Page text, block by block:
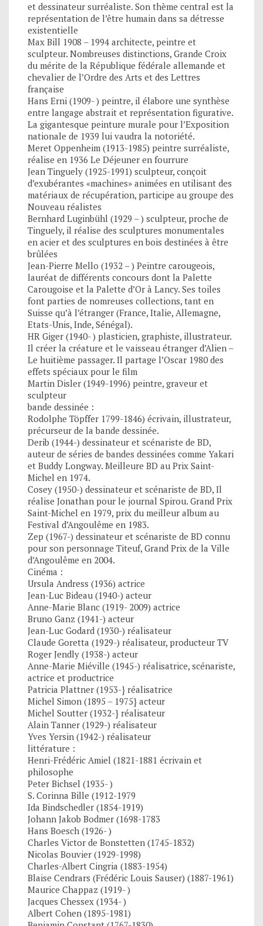
et dessinateur surréaliste. Son thème central est la
représentation de l’être humain dans sa détresse
existentielle
Max Bill 1908 – 1994 architecte, peintre et
sculpteur. Nombreuses distinctions, Grande Croix
du mérite de la République fédérale allemande et
chevalier de l’Ordre des Arts et des Lettres
française
Hans Erni (1909- ) peintre, il élabore une synthèse
entre langage abstrait et représentation figurative.
La gigantesque peinture murale pour l’Exposition
nationale de 1939 lui vaudra la notoriété.
Meret Oppenheim (1913-1985) peintre surréaliste,
réalise en 1936 Le Déjeuner en fourrure
Jean Tinguely (1925-1991) sculpteur, conçoit
d’exubérantes «machines» animées en utilisant des
matériaux de récupération, participe au groupe des
Nouveau réalistes
Bernhard Luginbühl (1929 – ) sculpteur, proche de
Tinguely, il réalise des sculptures monumentales
en acier et des sculptures en bois destinées à être
brûlées
Jean-Pierre Mello (1932 – ) Peintre carougeois,
lauréat de différents concours dont la Palette
Carougoise et la Palette d’Or à Lancy. Ses toiles
font parties de nomreuses collections, tant en
Suisse qu’à l’étranger (France, Italie, Allemagne,
Etats-Unis, Inde, Sénégal).
HR Giger (1940- ) plasticien, graphiste, illustrateur.
Il créer la créature et le vaisseau étranger d’Alien –
Le huitième passager. Il partage l’Oscar 1980 des
effets spéciaux pour le film
Martin Disler (1949-1996) peintre, graveur et
sculpteur
bande dessinée :
Rodolphe Töpffer 1799-1846) écrivain, illustrateur,
précurseur de la bande dessinée.
Derib (1944-) dessinateur et scénariste de BD,
auteur de séries de bandes dessinées comme Yakari
et Buddy Longway. Meilleure BD au Prix Saint-
Michel en 1974.
Cosey (1950-) dessinateur et scénariste de BD, Il
réalise Jonathan pour le journal Spirou. Grand Prix
Saint-Michel en 1979, prix du meilleur album au
Festival d’Angoulême en 1983.
Zep (1967-) dessinateur et scénariste de BD connu
pour son personnage Titeuf, Grand Prix de la Ville
d’Angoulême en 2004.
Cinéma :
Ursula Andress (1936) actrice
Jean-Luc Bideau (1940-) acteur
Anne-Marie Blanc (1919- 2009) actrice
Bruno Ganz (1941-) acteur
Jean-Luc Godard (1930-) réalisateur
Claude Goretta (1929-) réalisateur, producteur TV
Roger Jendly (1938-) acteur
Anne-Marie Miéville (1945-) réalisatrice, scénariste,
actrice et productrice
Patricia Plattner (1953-} réalisatrice
Michel Simon (1895 – 1975} acteur
Michel Soutter (1932-} réalisateur
Alain Tanner (1929-) réalisateur
Yves Yersin (1942-) réalisateur
littérature :
Henri-Frédéric Amiel (1821-1881 écrivain et
philosophe
Peter Bichsel (1935- )
S. Corinna Bille (1912-1979
Ida Bindschedler (1854-1919)
Johann Jakob Bodmer (1698-1783
Hans Boesch (1926- )
Charles Victor de Bonstetten (1745-1832)
Nicolas Bouvier (1929-1998)
Charles-Albert Cingria (1883-1954)
Blaise Cendrars (Frédéric Louis Sauser) (1887-1961)
Maurice Chappaz (1919- )
Jacques Chessex (1934- )
Albert Cohen (1895-1981)